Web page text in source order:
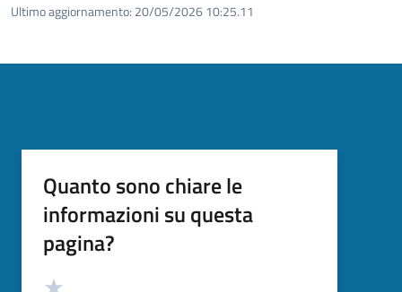
Ultimo aggiornamento: 20/05/2026 10:25.11
Quanto sono chiare le
informazioni su questa
pagina?
Valutazione